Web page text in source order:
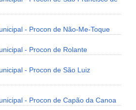
- Procon de Não-Me-Toque
- Procon de Rolante
- Procon de São Luiz
- Procon de Capão da Canoa